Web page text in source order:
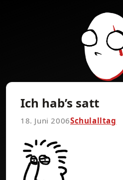
Ich hab’s satt
18. Juni 2006Schulalltag